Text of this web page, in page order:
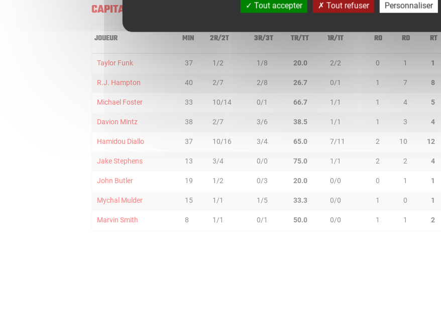
CAPITAL CITY GO-GO
JOUEUR MIN 2R/2T 3R/3T TR/TT 1R/1T RO RD RT
Taylor Funk 37 1/2 1/8 20.0 2/2 0 1 1
R.J. Hampton 40 2/7 2/8 26.7 0/1 1 7 8
Michael Foster 33 10/14 0/1 66.7 1/1 1 4 5
Davion Mintz 38 2/7 3/6 38.5 1/1 1 3 4
Hamidou Diallo 37 10/16 3/4 65.0 7/11 2 10 12
Jake Stephens 13 3/4 0/0 75.0 1/1 2 2 4
John Butler 19 1/2 0/3 20.0 0/0 0 1 1
Mychal Mulder 15 1/1 1/5 33.3 0/0 1 0 1
Marvin Smith 8 1/1 0/1 50.0 0/0 1 1 2
Tout accepter Tout refuser Personnaliser